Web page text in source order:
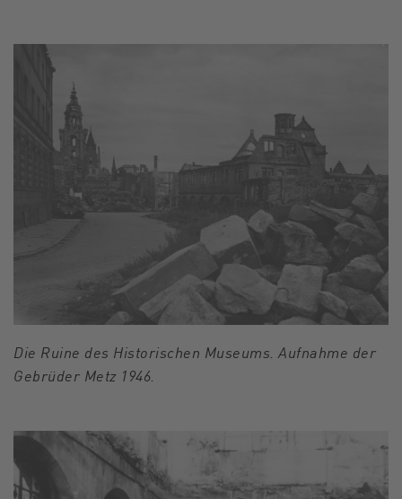
Die Ruine des Historischen Museums. Aufnahme der
Gebrüder Metz 1946.